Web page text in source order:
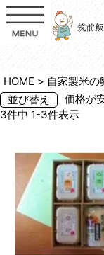
HOME
自家製米の
並び替え
価格が
3件中 1-3件表示